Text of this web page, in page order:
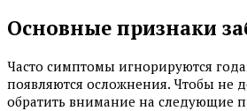
Основные признаки
Часто симптомы игнорируются
появляются осложнения. Чтобы не
обратить внимание на следующие